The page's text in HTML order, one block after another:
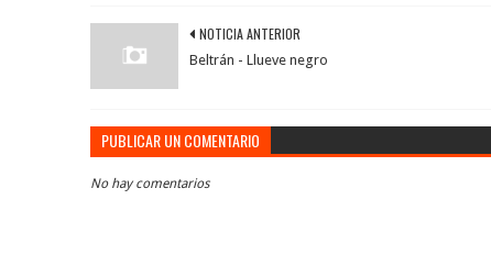
NOTICIA ANTERIOR
Beltrán - Llueve negro
PUBLICAR UN COMENTARIO
No hay comentarios